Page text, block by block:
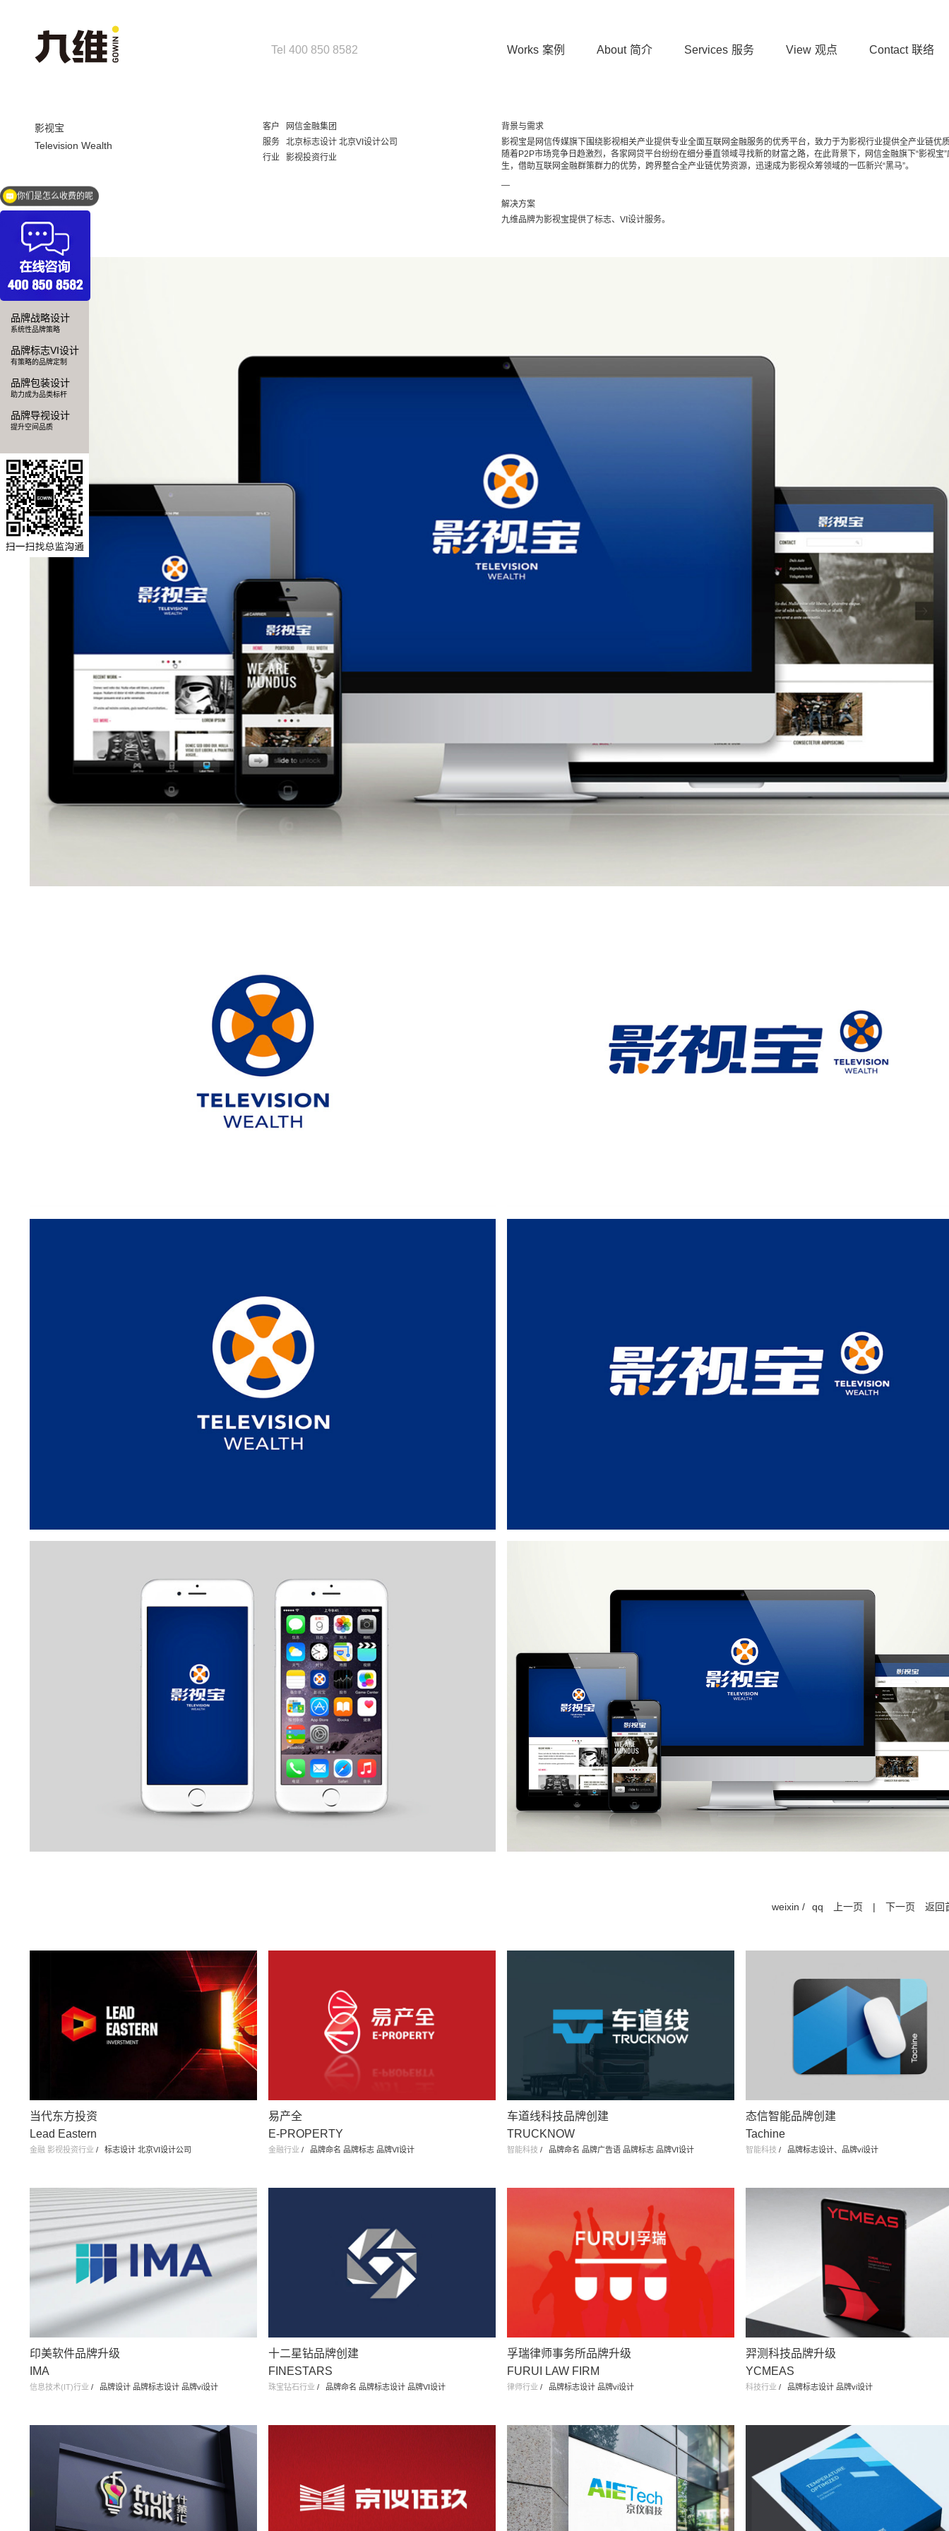
Tel 400 850 8582 Works 案例 About 简介 Services 服务 View 观点 Contact 联络
影视宝
Television Wealth
客户
网信金融集团
服务
北京标志设计 北京VI设计公司
行业
影视投资行业
背景与需求
影视宝是网信传媒旗下围绕影视相关产业提供专业全面互联网金融服务的优秀平台，致力于为影视行业提供全产业链优
随着P2P市场竞争日趋激烈，各家网贷平台纷纷在细分垂直领域寻找新的财富之路，在此背景下，网信金融旗下“影视宝
生，借助互联网金融群策群力的优势，跨界整合全产业链优势资源，迅速成为影视众筹领域的一匹新兴“黑马”。
—
解决方案
九维品牌为影视宝提供了标志、VI设计服务。
weixin / qq 上一页 | 下一页 返回
当代东方投资
Lead Eastern
金融 影视投资行业 / 标志设计 北京VI设计公司
易产全
E-PROPERTY
金融行业 / 品牌命名 品牌标志 品牌VI设计
车道线科技品牌创建
TRUCKNOW
智能科技 / 品牌命名 品牌广告语 品牌标志 品牌VI设计
态信智能品牌创建
Tachine
智能科技 / 品牌标志设计、品牌vi设计
印美软件品牌升级
IMA
信息技术(IT)行业 / 品牌设计 品牌标志设计 品牌vi设计
十二星钻品牌创建
FINESTARS
珠宝钻石行业 / 品牌命名 品牌标志设计 品牌VI设计
孚瑞律师事务所品牌升级
FURUI LAW FIRM
律师行业 / 品牌标志设计 品牌vi设计
羿测科技品牌升级
YCMEAS
科技行业 / 品牌标志设计 品牌vi设计
品牌战略设计
系统性品牌策略
品牌标志VI设计
有策略的品牌定制
品牌包装设计
助力成为品类标杆
品牌导视设计
提升空间品质
现在有优惠活动吗